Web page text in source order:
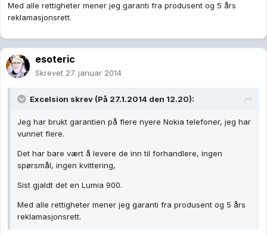
Med alle rettigheter mener jeg garanti fra produsent og 5 års
reklamasjonsrett.
esoteric
Skrevet 27. januar 2014
Excelsion skrev (På 27.1.2014 den 12.20):
Jeg har brukt garantien på flere nyere Nokia telefoner, jeg har
vunnet flere.
Det har bare vært å levere de inn til forhandlere, ingen
spørsmål, ingen kvittering,
Sist gjaldt det en Lumia 900.
Med alle rettigheter mener jeg garanti fra produsent og 5 års
reklamasjonsrett.